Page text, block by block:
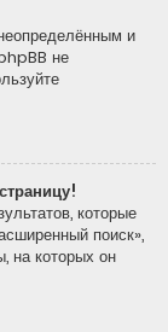
и
не
которые
поиск»,
на которых он